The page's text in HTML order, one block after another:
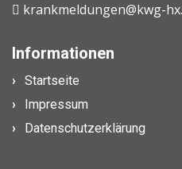
krankmeldungen@kwg-
Informationen
Startseite
Impressum
Datenschutzerklärung